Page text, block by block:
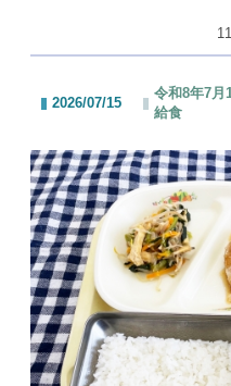
2026/07/15
令和8年7月
給食